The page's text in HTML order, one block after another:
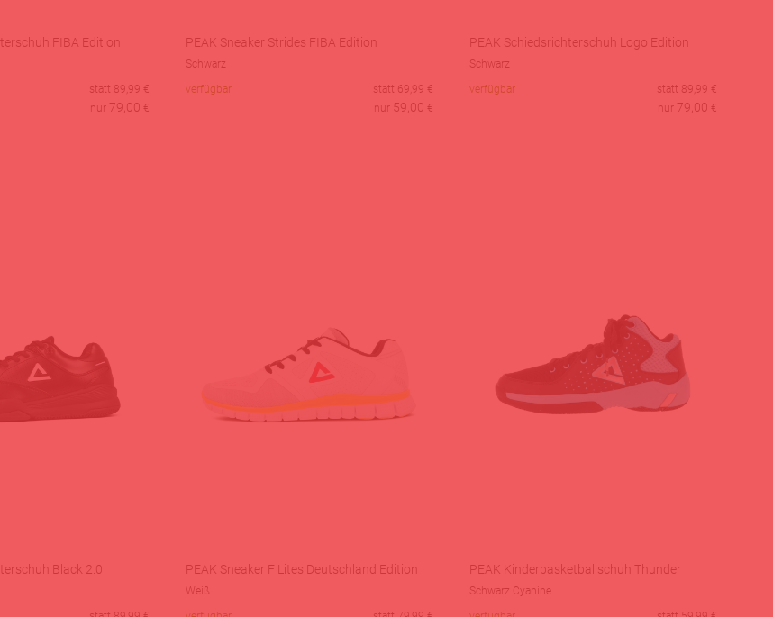
FIBA Edition
statt 89,99 €
nur 79,00 €
PEAK Sneaker Strides FIBA Edition
Schwarz
verfügbar
statt 69,99 €
nur 59,00 €
PEAK Schiedsrichterschuh Logo Edition
Schwarz
verfügbar
statt 89,99 €
nur 79,00 €
Black 2.0 PEAK Sneaker F Lites Deutschland Edition
Weiß
PEAK Kinderbasketballschuh Thunder
Schwarz Cyanine